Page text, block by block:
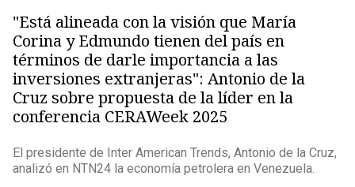
"Está alineada con la visión que María
Corina y Edmundo tienen del país en
términos de darle importancia a las
inversiones extranjeras": Antonio de la
Cruz sobre propuesta de la líder en la
conferencia CERAWeek 2025
El presidente de Inter American Trends, Antonio de la Cruz,
analizó en NTN24 la economía petrolera en Venezuela.